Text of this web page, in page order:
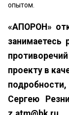
опытом.
«АПОРОН»
занимаетесь
проекту в
Сергею